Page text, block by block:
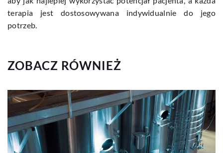
terapia jest dostosowywana indywidualnie do jego
potrzeb.
ZOBACZ RÓWNIEŻ